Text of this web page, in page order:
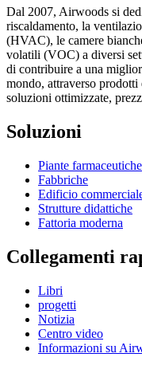
Dal 2007, Airwoods si
riscaldamento, la
(HVAC), le camere
volatili (VOC) a diversi
di contribuire a una
mondo, attraverso
soluzioni ottimizzate,
Soluzioni
Piante farmaceutiche
Fabbriche
Edificio
Strutture didattiche
Fattoria moderna
Collegamenti
Libri
progetti
Notizia
Centro video
Informazioni su